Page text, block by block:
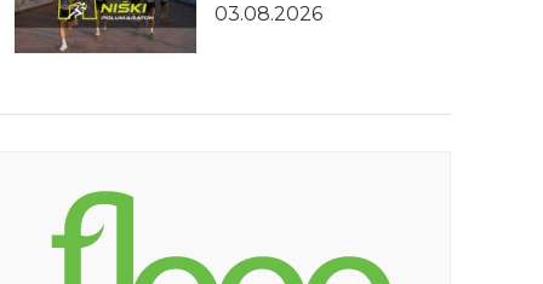
03.08.2026